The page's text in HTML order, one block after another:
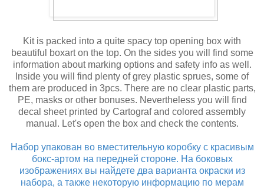
Kit is packed into a quite spacy top opening box with
beautiful boxart on the top. On the sides you will find some
information about marking options and safety info as well.
Inside you will find plenty of grey plastic sprues, some of
them are produced in 3pcs. There are no clear plastic parts,
PE, masks or other bonuses. Nevertheless you will find
decal sheet printed by Cartograf and colored assembly
manual. Let's open the box and check the contents.
Набор упакован во вместительную коробку с красивым
бокс-артом на передней стороне. На боковых
изображениях вы найдете два варианта окраски из
набора, а также некоторую информацию по мерам